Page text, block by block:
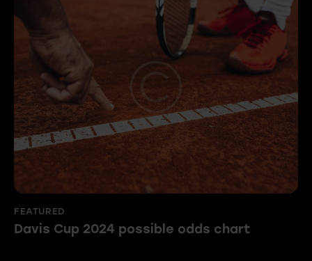
FEATURED
Davis Cup 2024 possible odds chart